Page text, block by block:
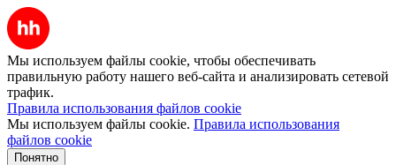
Мы используем файлы cookie, чтобы обеспечивать
правильную работу нашего веб-сайта и анализировать сетевой
трафик.
Правила использования файлов cookie
Мы используем файлы cookie. Правила использования
файлов cookie
Понятно